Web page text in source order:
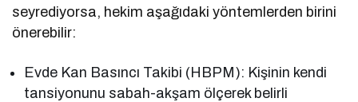
seyrediyorsa, hekim aşağıdaki yöntemlerden birini
önerebilir:
Evde Kan Basıncı Takibi (HBPM): Kişinin kendi
tansiyonunu sabah-akşam ölçerek belirli